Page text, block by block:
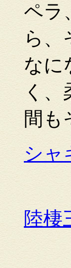
ペラ
ら、
なに
く
間も
シャ
陸棲